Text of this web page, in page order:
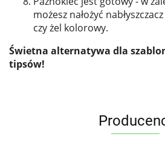
możesz nałożyć
czy żel kolorowy.
Świetna alternatywa dla
tipsów!